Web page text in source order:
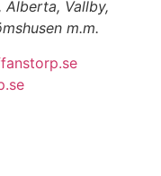
Alberta, Vallby,
m.m.